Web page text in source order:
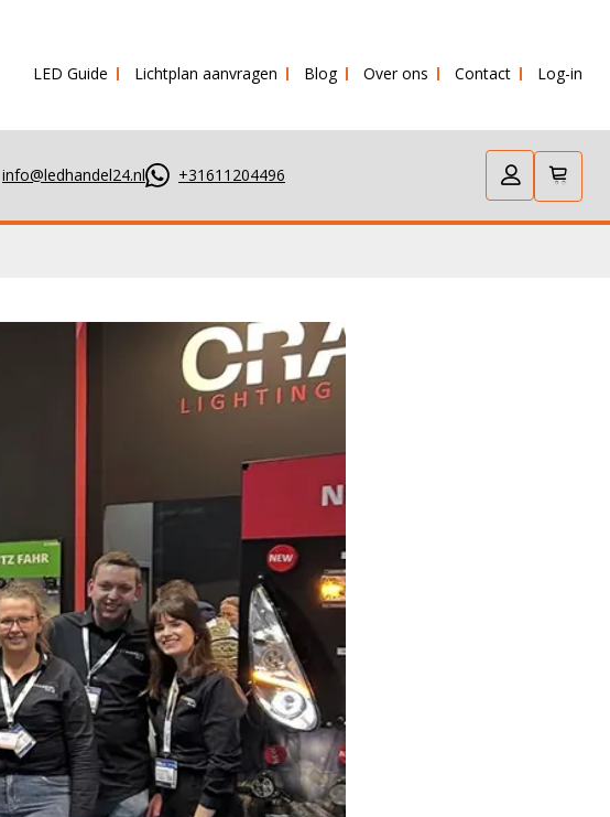
LED Guide Lichtplan aanvragen Blog Over ons Contact Log-in
info@ledhandel24.nl +31611204496
Welke lampen passen op mijn
trekker?
Selecteer het merk, model en het bouwjaar van jouw trekker en
bekijk direct welke lampen de LED configurator jou aanbeveelt!